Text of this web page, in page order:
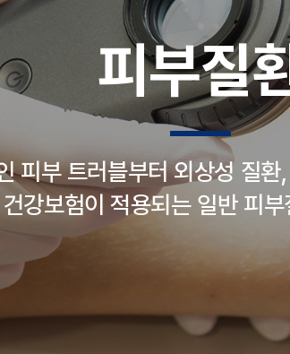
피부질
피부 트러블부터 외상성 질
강보험이 적용되는 일반 피